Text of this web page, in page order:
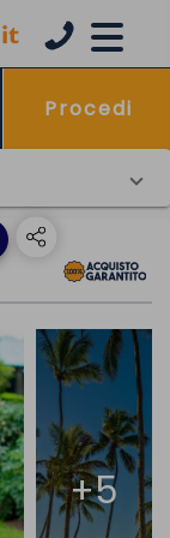
+5
Procedi